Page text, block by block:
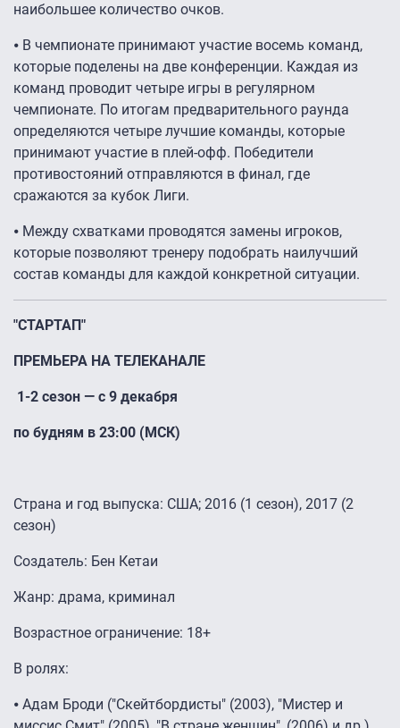
наибольшее количество очков.
⦁ В чемпионате принимают участие восемь команд,
которые поделены на две конференции. Каждая из
команд проводит четыре игры в регулярном
чемпионате. По итогам предварительного раунда
определяются четыре лучшие команды, которые
принимают участие в плей-офф. Победители
противостояний отправляются в финал, где
сражаются за кубок Лиги.
⦁ Между схватками проводятся замены игроков,
которые позволяют тренеру подобрать наилучший
состав команды для каждой конкретной ситуации.
"СТАРТАП"
ПРЕМЬЕРА НА ТЕЛЕКАНАЛЕ
1-2 сезон — с 9 декабря
по будням в 23:00 (МСК)
Страна и год выпуска: США; 2016 (1 сезон), 2017 (2
сезон)
Создатель: Бен Кетаи
Жанр: драма, криминал
Возрастное ограничение: 18+
В ролях:
⦁ Адам Броди ("Скейтбордисты" (2003), "Мистер и